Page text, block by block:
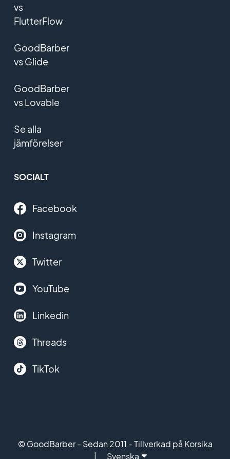
vs
FlutterFlow
GoodBarber
vs Glide
GoodBarber
vs Lovable
Se alla
jämförelser
SOCIALT
Facebook
Instagram
Twitter
YouTube
Linkedin
Threads
TikTok
© GoodBarber - Sedan 2011 - Tillverkad på Korsika
Svenska